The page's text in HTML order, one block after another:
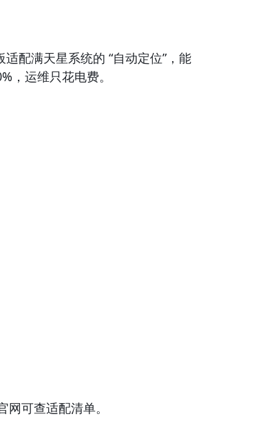
配满天星系统的 “自动定位”，能
，运维只花电费。
可查适配清单。